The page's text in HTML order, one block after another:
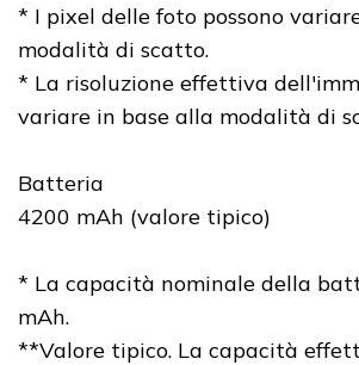
* I pixel delle foto possono
modalità di scatto.
* La risoluzione effettiva
variare in base alla modalità di
Batteria
4200 mAh (valore tipico)
* La capacità nominale della
mAh.
**Valore tipico. La capacità